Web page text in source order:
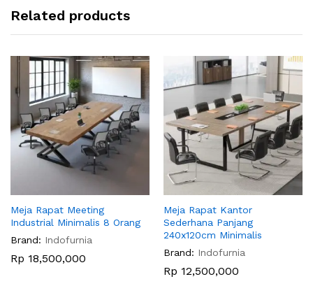
Related products
Meja Rapat Meeting
Industrial Minimalis 8 Orang
Brand: Indofurnia
Rp 18,500,000
Meja Rapat Kantor
Sederhana Panjang
240x120cm Minimalis
Brand: Indofurnia
Rp 12,500,000